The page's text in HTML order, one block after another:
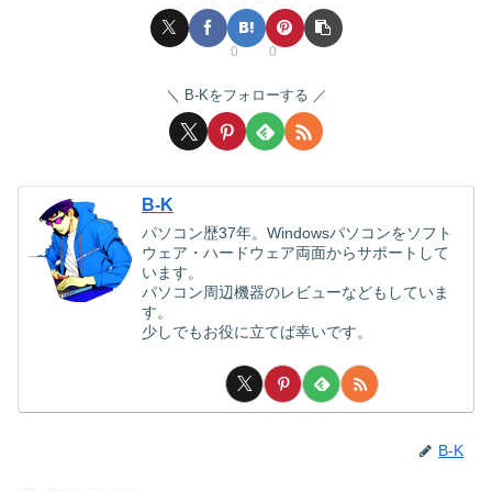
0 0
B-Kをフォローする
B-K
パソコン歴37年。Windowsパソコンをソフト
ウェア・ハードウェア両面からサポートして
います。
パソコン周辺機器のレビューなどもしていま
す。
少しでもお役に立てば幸いです。
B-K